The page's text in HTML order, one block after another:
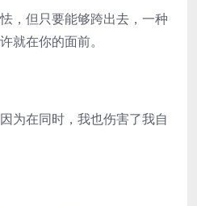
，但只要能够跨出去，一种
就在你的面前。
为在同时，我也伤害了我自